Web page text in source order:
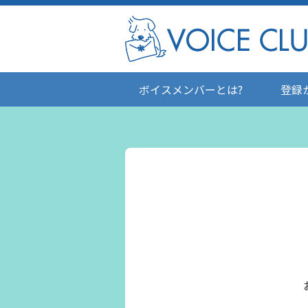
ボイスメンバーとは? 登録